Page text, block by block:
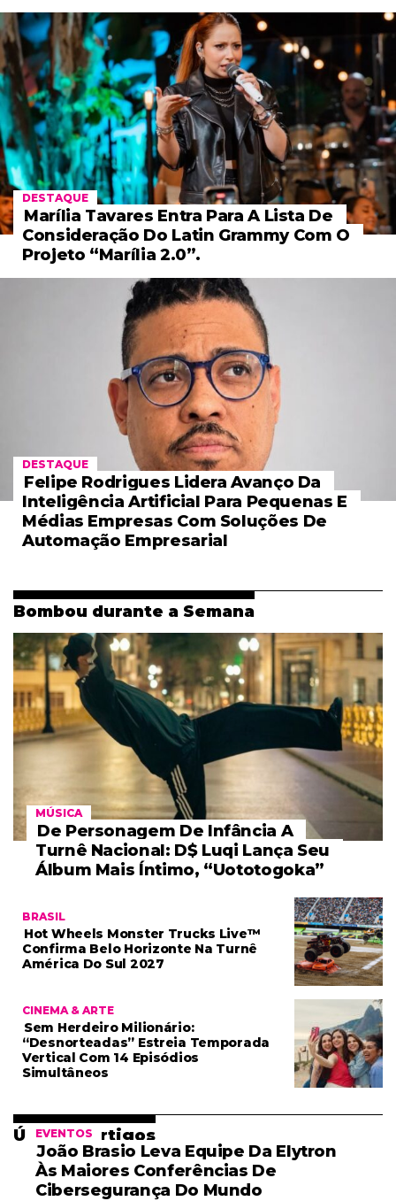
DESTAQUE
Marília Tavares Entra Para A Lista De
Consideração Do Latin Grammy Com O
Projeto “Marília 2.0”.
DESTAQUE
Felipe Rodrigues Lidera Avanço Da
Inteligência Artificial Para Pequenas E
Médias Empresas Com Soluções De
Automação Empresarial
Bombou durante a Semana
MÚSICA
De Personagem De Infância A
Turnê Nacional: D$ Luqi Lança Seu
Álbum Mais Íntimo, “Uototogoka”
BRASIL
Hot Wheels Monster Trucks Live™
Confirma Belo Horizonte Na Turnê
América Do Sul 2027
CINEMA & ARTE
Sem Herdeiro Milionário:
“Desnorteadas” Estreia Temporada
Vertical Com 14 Episódios
Simultâneos
Últimos Artigos
EVENTOS
João Brasio Leva Equipe Da Elytron
Às Maiores Conferências De
Cibersegurança Do Mundo